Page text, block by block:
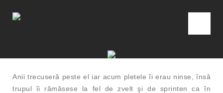
Anii trecuseră peste el iar acum pletele îi erau ninse, însă
trupul îi rămăsese la fel de zvelt şi de sprinten ca în